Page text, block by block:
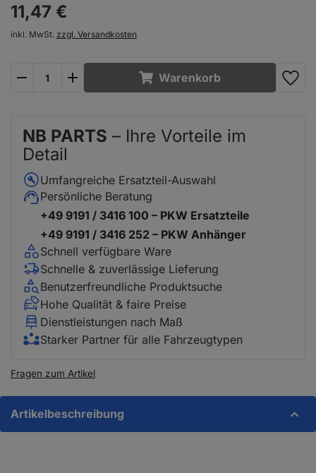
11,47 €
inkl. MwSt. zzgl. Versandkosten
Warenkorb
NB PARTS – Ihre Vorteile im
Detail
Umfangreiche Ersatzteil-Auswahl
Persönliche Beratung
+49 9191 / 3416 100 – PKW Ersatzteile
+49 9191 / 3416 252 – PKW Anhänger
Schnell verfügbare Ware
Schnelle & zuverlässige Lieferung
Benutzerfreundliche Produktsuche
Hohe Qualität & faire Preise
Dienstleistungen nach Maß
Starker Partner für alle Fahrzeugtypen
Fragen zum Artikel
Artikelbeschreibung